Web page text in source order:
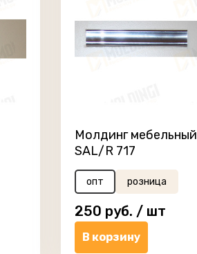
Молдинг мебельный
SAL/R 717
опт розница
250 руб. / шт
В корзину